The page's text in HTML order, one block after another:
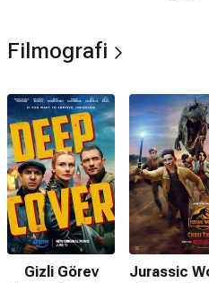
Filmografi
Gizli Görev
J​​urassic